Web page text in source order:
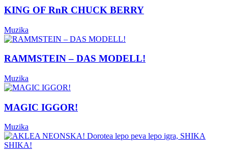
KING OF RnR CHUCK BERRY
Muzika
RAMMSTEIN – DAS MODELL!
Muzika
MAGIC IGGOR!
Muzika